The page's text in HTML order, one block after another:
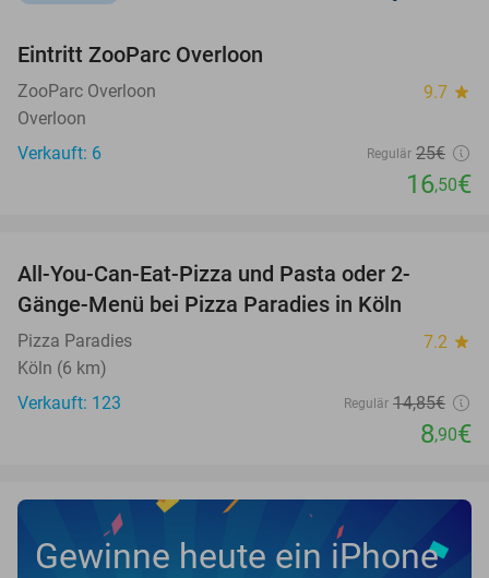
TODAY
Eintritt ZooParc Overloon
ZooParc Overloon 9.7 star
Overloon
Verkauft: 6
Regulär 25€
16,50€
All-You-Can-Eat-Pizza und Pasta oder 2-
Gänge-Menü bei Pizza Paradies in Köln
Pizza Paradies 7.2 star
Köln (6 km)
Verkauft: 123
Regulär 14,85€
8,90€
Gewinne heute ein iPhone